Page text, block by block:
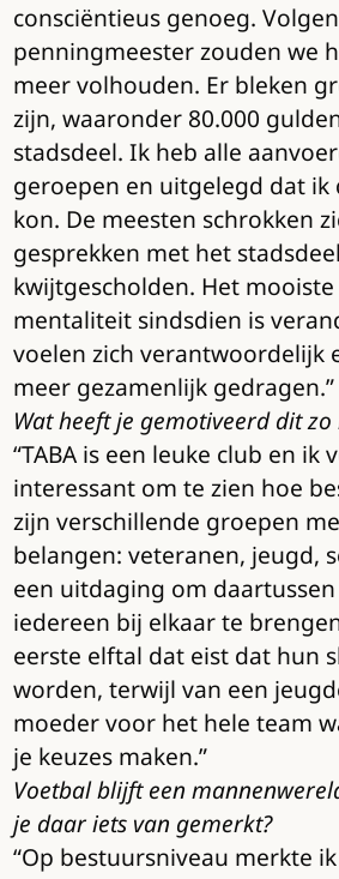
consciëntieus genoeg.
penningmeester zouden we
meer volhouden. Er bleken
zijn, waaronder 80.000
stadsdeel. Ik heb alle
geroepen en uitgelegd dat ik
kon. De meesten schrokken
gesprekken met het
kwijtgescholden. Het
mentaliteit sindsdien is
voelen zich verantwoordelijk
meer gezamenlijk gedragen.”
Wat heeft je gemotiveerd dit
“TABA is een leuke club en ik
interessant om te zien hoe
zijn verschillende groepen
belangen: veteranen, jeugd,
een uitdaging om
iedereen bij elkaar te
eerste elftal dat eist dat hun
worden, terwijl van een
moeder voor het hele team
je keuzes maken.”
Voetbal blijft een
je daar iets van gemerkt?
“Op bestuursniveau merkte